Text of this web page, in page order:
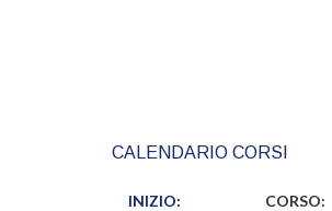
CALENDARIO CORSI
INIZIO: CORSO: